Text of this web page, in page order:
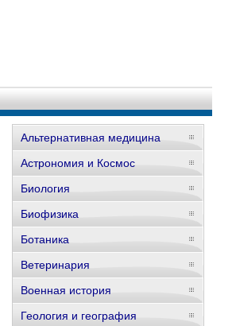
Альтернативная медицина
Астрономия и Космос
Биология
Биофизика
Ботаника
Ветеринария
Военная история
Геология и география